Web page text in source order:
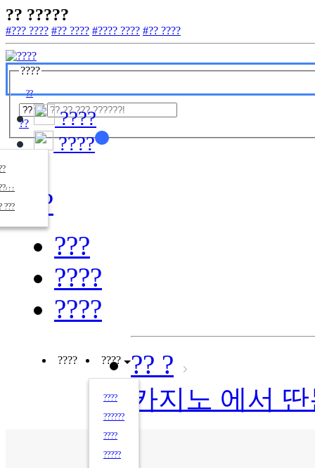
?? ?????
#??? ???? #?? ???? #???? ???? #?? ????
????
??
?? ????
??
???
????
????
???
????
????
???? ????
????
??????
????
?????
?? ?
카지노 에서